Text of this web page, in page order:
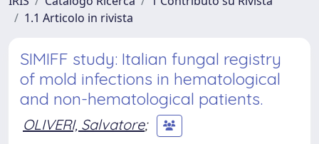
1.1 Articolo in rivista
SIMIFF study: Italian fungal registry
of mold infections in hematological
and non-hematological patients.
OLIVERI, Salvatore;